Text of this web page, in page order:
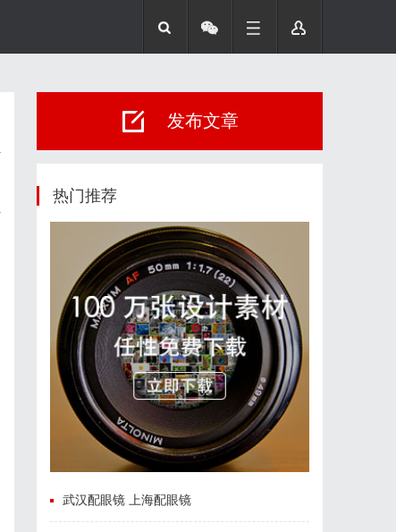
发布文章
热门推荐
武汉配眼镜 上海配眼镜